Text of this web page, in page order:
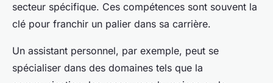
secteur spécifique. Ces compétences sont souvent la
clé pour franchir un palier dans sa carrière.
Un assistant personnel, par exemple, peut se
spécialiser dans des domaines tels que la